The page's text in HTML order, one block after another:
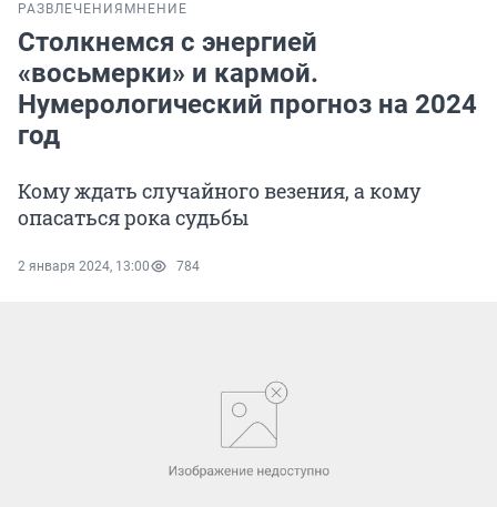
РАЗВЛЕЧЕНИЯ МНЕНИЕ
Столкнемся с энергией
«восьмерки» и кармой.
Нумерологический прогноз на 2024
год
Кому ждать случайного везения, а кому
опасаться рока судьбы
2 января 2024, 13:00 784